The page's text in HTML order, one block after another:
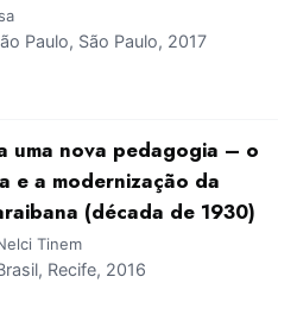
Paulo, São Paulo, 2017
uma nova pedagogia – o
e a modernização da
(década de 1930)
Tinem
Recife, 2016